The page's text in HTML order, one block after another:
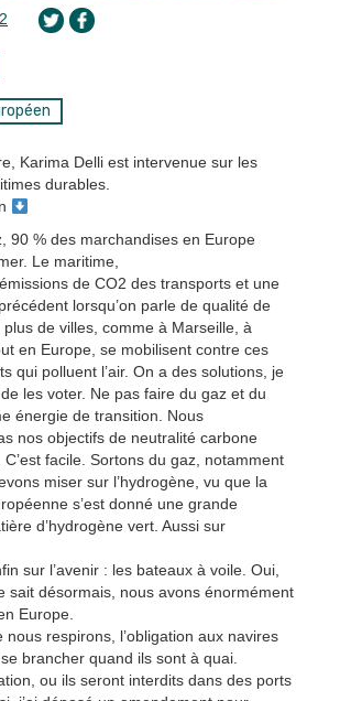
Karima Delli est intervenue sur les
durables.
90 % des marchandises en Europe
Le maritime,
de CO2 des transports et une
lorsqu’on parle de qualité de
plus de villes, comme à Marseille, à
en Europe, se mobilisent contre ces
qui polluent l’air. On a des solutions, je
les voter. Ne pas faire du gaz et du
énergie de transition. Nous
nos objectifs de neutralité carbone
facile. Sortons du gaz, notamment
miser sur l’hydrogène, vu que la
s’est donné une grande
d’hydrogène vert. Aussi sur
sur l’avenir : les bateaux à voile. Oui,
sait désormais, nous avons énormément
Europe.
nous respirons, l’obligation aux navires
brancher quand ils sont à quai.
ou ils seront interdits dans des ports